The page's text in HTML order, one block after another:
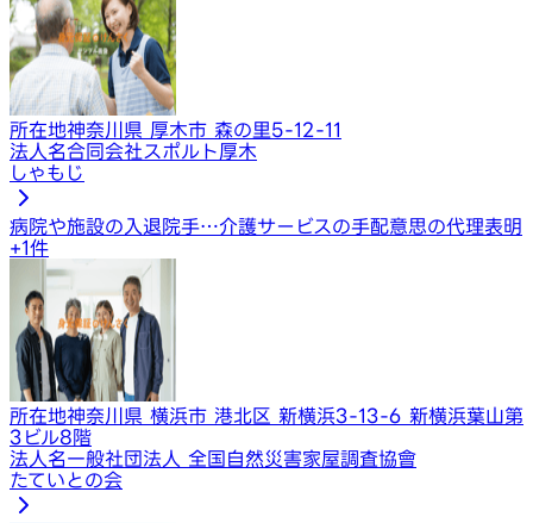
所在地神奈川県 厚木市 森の里5-12-11
法人名合同会社スポルト厚木
しゃもじ
病院や施設の入退院手…介護サービスの手配意思の代理表明
+1件
所在地神奈川県 横浜市 港北区 新横浜3-13-6 新横浜葉山第
3ビル8階
法人名一般社団法人 全国自然災害家屋調査協會
たていとの会